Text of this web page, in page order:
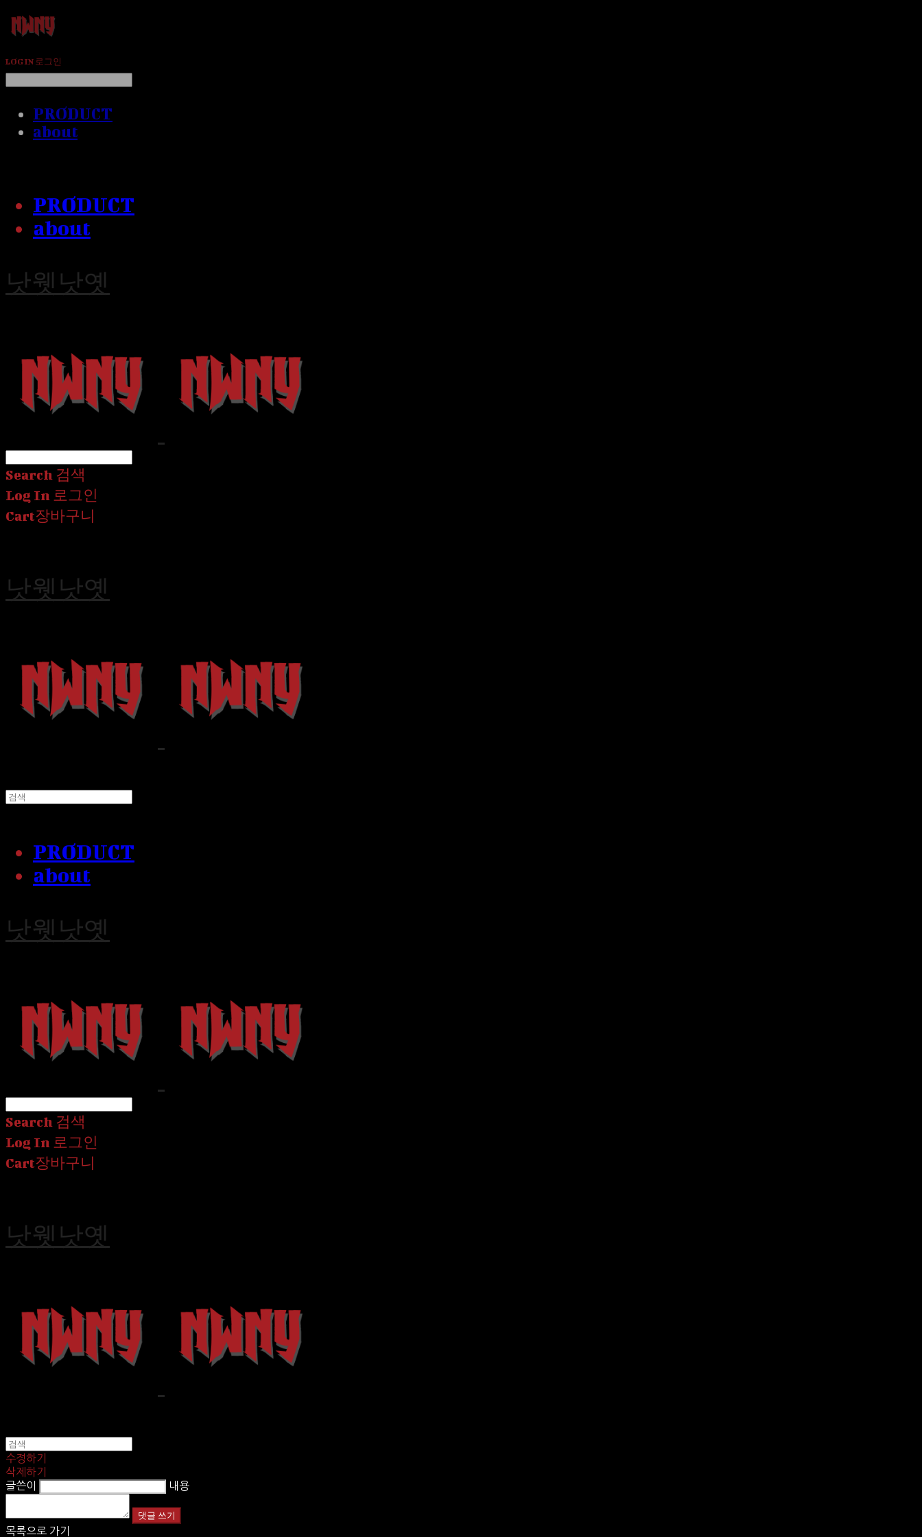
LOG IN 로그인
PRODUCT
about
PRODUCT
about
낫웻낫옛
Search 검색
Log In 로그인
Cart장바구니
낫웻낫옛
PRODUCT
about
낫웻낫옛
Search 검색
Log In 로그인
Cart장바구니
낫웻낫옛
수정하기
삭제하기
글쓴이
내용
댓글 쓰기
목록으로 가기